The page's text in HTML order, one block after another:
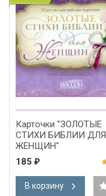
Карточки "ЗОЛОТЫЕ
СТИХИ БИБЛИИ ДЛЯ
ЖЕНЩИН"
185 ₽
В корзину